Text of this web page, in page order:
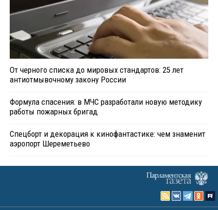
От черного списка до мировых стандартов: 25 лет
антиотмывочному закону России
Формула спасения: в МЧС разработали новую методику
работы пожарных бригад
Спецборт и декорация к кинофантастике: чем знаменит
аэропорт Шереметьево